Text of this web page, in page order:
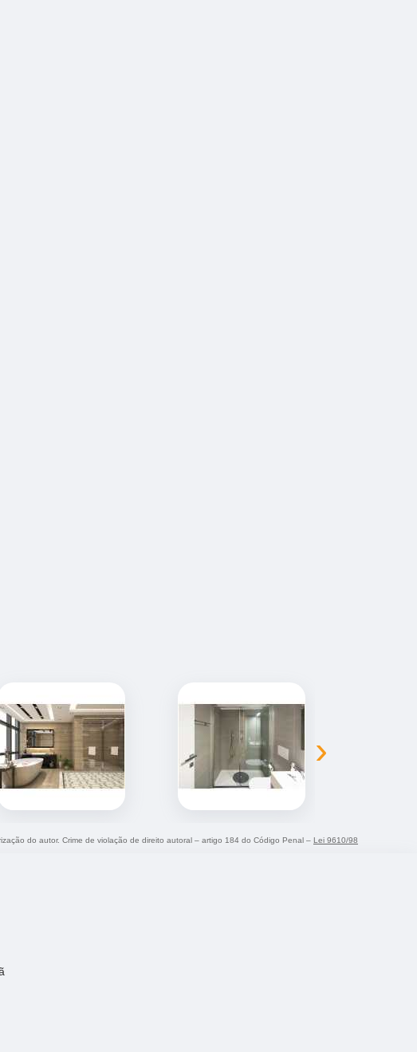
›
do autor. Crime de violação de direito autoral – artigo 184 do Código Penal – Lei 9610/98